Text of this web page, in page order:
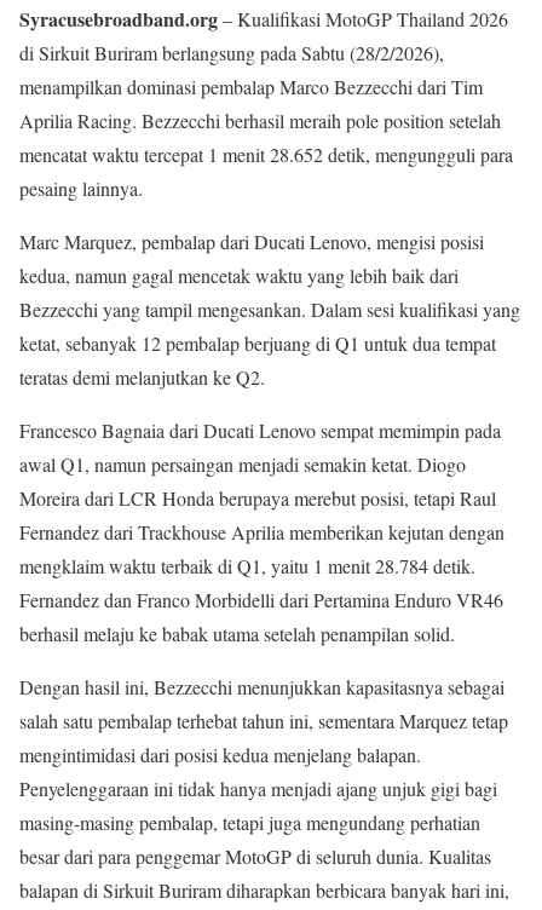
Syracusebroadband.org– Kualifikasi MotoGP Thailand 2026
di Sirkuit Buriram berlangsung pada Sabtu (28/2/2026),
menampilkan dominasi pembalap Marco Bezzecchi dari Tim
Aprilia Racing. Bezzecchi berhasil meraih pole position setelah
mencatat waktu tercepat 1 menit 28.652 detik, mengungguli para
pesaing lainnya.
Marc Marquez, pembalap dari Ducati Lenovo, mengisi posisi
kedua, namun gagal mencetak waktu yang lebih baik dari
Bezzecchi yang tampil mengesankan. Dalam sesi kualifikasi yang
ketat, sebanyak 12 pembalap berjuang di Q1 untuk dua tempat
teratas demi melanjutkan ke Q2.
Francesco Bagnaia dari Ducati Lenovo sempat memimpin pada
awal Q1, namun persaingan menjadi semakin ketat. Diogo
Moreira dari LCR Honda berupaya merebut posisi, tetapi Raul
Fernandez dari Trackhouse Aprilia memberikan kejutan dengan
mengklaim waktu terbaik di Q1, yaitu 1 menit 28.784 detik.
Fernandez dan Franco Morbidelli dari Pertamina Enduro VR46
berhasil melaju ke babak utama setelah penampilan solid.
Dengan hasil ini, Bezzecchi menunjukkan kapasitasnya sebagai
salah satu pembalap terhebat tahun ini, sementara Marquez tetap
mengintimidasi dari posisi kedua menjelang balapan.
Penyelenggaraan ini tidak hanya menjadi ajang unjuk gigi bagi
masing-masing pembalap, tetapi juga mengundang perhatian
besar dari para penggemar MotoGP di seluruh dunia. Kualitas
balapan di Sirkuit Buriram diharapkan berbicara banyak hari ini,